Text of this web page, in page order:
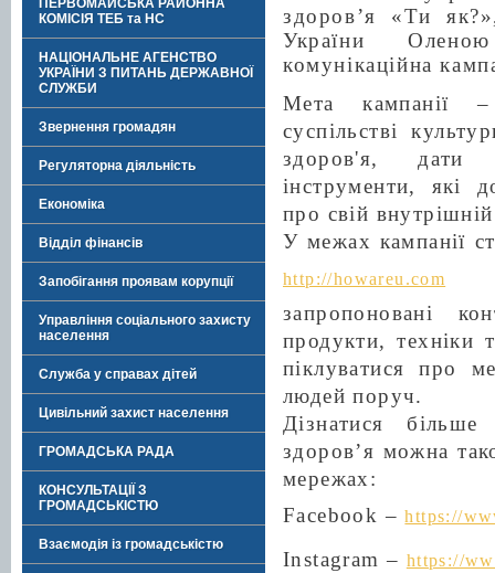
ПЕРВОМАЙСЬКА РАЙОННА
КОМІСІЯ ТЕБ та НС
НАЦІОНАЛЬНЕ АГЕНСТВО
УКРАЇНИ З ПИТАНЬ ДЕРЖАВНОЇ
СЛУЖБИ
Звернення громадян
Регуляторна діяльність
Економіка
Відділ фінансів
Запобігання проявам корупції
Управління соціального захисту
населення
Служба у справах дітей
Цивільний захист населення
ГРОМАДСЬКА РАДА
КОНСУЛЬТАЦІЇ З
ГРОМАДСЬКІСТЮ
Взаємодія із громадськістю
здоров’я «Ти
України
комунікаційна
Мета кампанії
суспільстві
здоров'я, дати
інструменти, які
про свій
У межах кампанії
http://howareu.com
запропоновані
продукти, техніки
піклуватися про
людей поруч.
Дізнатися
здоров’я можна
мережах:
Facebook –https://
Instagram – https://